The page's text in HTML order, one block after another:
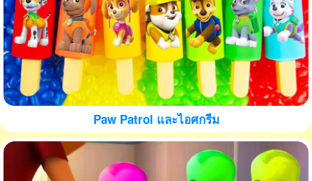
Paw Patrol และไอศกรีม